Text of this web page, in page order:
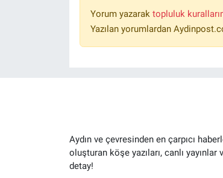
Yorum yazarak topluluk
Yazılan yorumlardan
Aydın ve çevresinden en çarpıcı
oluşturan köşe yazıları, canlı yayınlar
detay!